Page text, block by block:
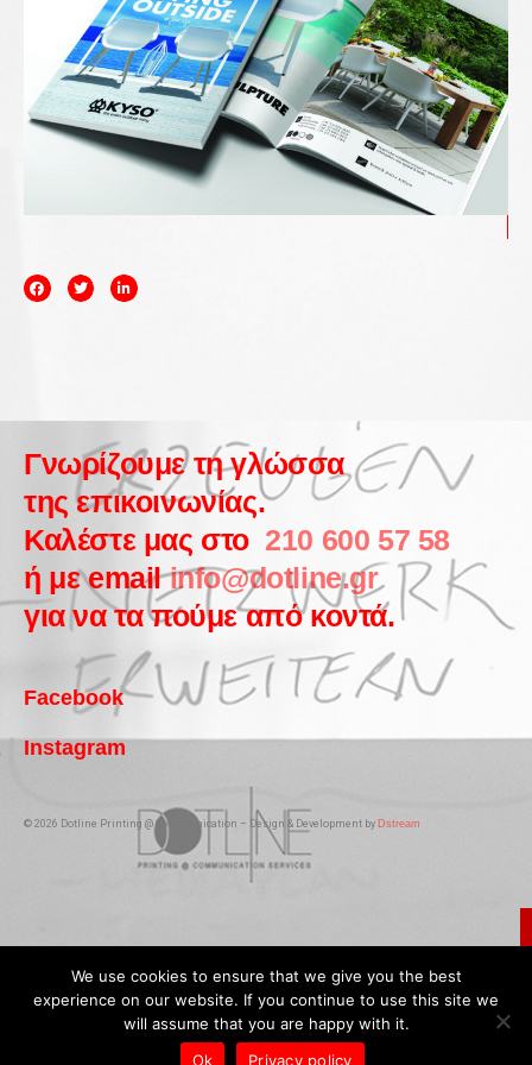
Γνωρίζουμε τη γλώσσα
της επικοινωνίας.
Καλέστε μας στο 210 600 57 58
ή με emailinfo@dotline.gr
για να τα πούμε από κοντά.
Facebook
Instagram
© 2026 Dotline Printing @ Communication – Design & Development by Dstream
We use cookies to ensure that we give you the best
experience on our website. If you continue to use this site we
will assume that you are happy with it.
Ok
Privacy policy